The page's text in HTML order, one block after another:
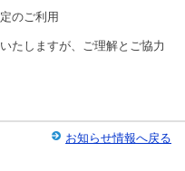
のご利用
たしますが、ご理解とご協力
お知らせ情報へ戻る